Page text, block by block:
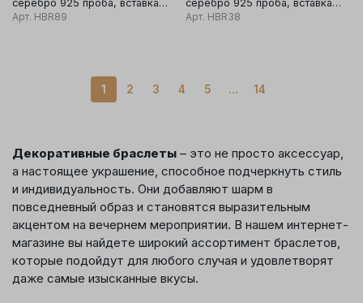
серебро 925 проба, вставка
фианит
Арт. HBR89
серебро 925 проба, вставка
малахит
Арт. HBR38
1 2 3 4 5 ... 14
Декоративные браслеты – это не просто аксессуар,
а настоящее украшение, способное подчеркнуть стиль
и индивидуальность. Они добавляют шарм в
повседневный образ и становятся выразительным
акцентом на вечернем мероприятии. В нашем интернет-
магазине вы найдете широкий ассортимент браслетов,
которые подойдут для любого случая и удовлетворят
даже самые изысканные вкусы.